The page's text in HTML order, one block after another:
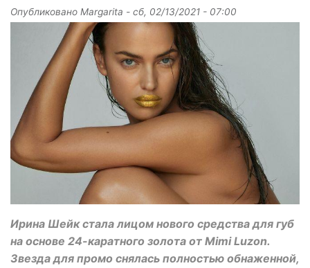
Опубликовано Margarita - сб, 02/13/2021 - 07:00
Ирина Шейк стала лицом нового средства для губ
на основе 24-каратного золота от Mimi Luzon.
Звезда для промо снялась полностью обнаженной,